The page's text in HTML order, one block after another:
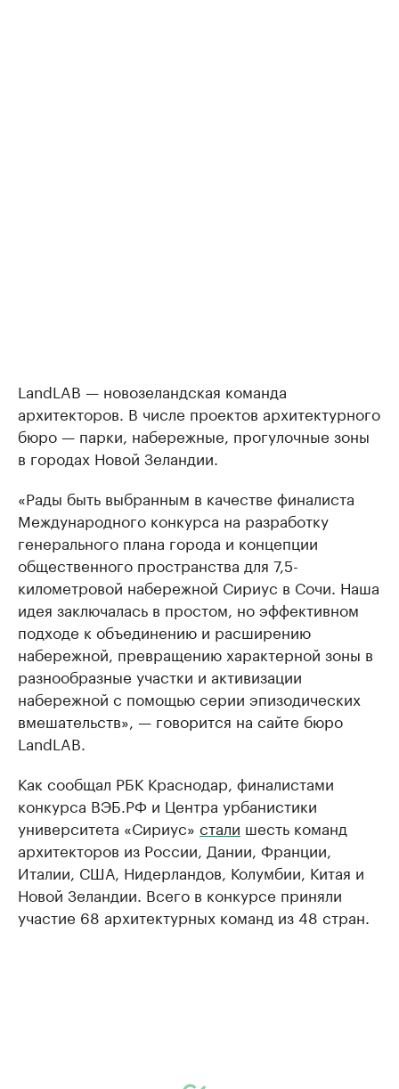
LandLAB — новозеландская команда
архитекторов. В числе проектов архитектурного
бюро — парки, набережные, прогулочные зоны
в городах Новой Зеландии.
«Рады быть выбранным в качестве финалиста
Международного конкурса на разработку
генерального плана города и концепции
общественного пространства для 7,5-
километровой набережной Сириус в Сочи. Наша
идея заключалась в простом, но эффективном
подходе к объединению и расширению
набережной, превращению характерной зоны в
разнообразные участки и активизации
набережной с помощью серии эпизодических
вмешательств», — говорится на сайте бюро
LandLAB.
Как сообщал РБК Краснодар, финалистами
конкурса ВЭБ.РФ и Центра урбанистики
университета «Сириус» стали шесть команд
архитекторов из России, Дании, Франции,
Италии, США, Нидерландов, Колумбии, Китая и
Новой Зеландии. Всего в конкурсе приняли
участие 68 архитектурных команд из 48 стран.